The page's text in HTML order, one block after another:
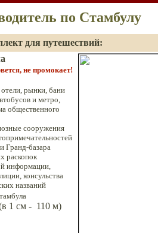
по Стамбулу
для путешествий:
не промокает!
рынки, бани
и метро,
общественного
сооружения
Гранд-базара
раскопок
информации,
консульства
названий
1 см -110 м)